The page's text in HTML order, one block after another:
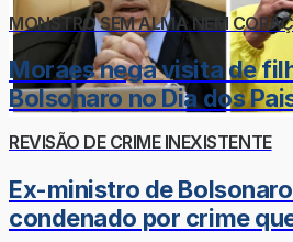
MONSTRO SEM ALMA NEM
Moraes nega visita de
Bolsonaro no Dia dos
REVISÃO DE CRIME INEXISTENTE
Ex-ministro de
condenado por crime